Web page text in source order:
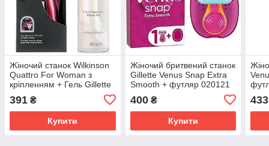
Жіночий станок Wilkinson
Quattro For Woman з
кріпленням + Гель Gillette
01618-1
391 ₴
Купити
Жіночий бритвений станок
Gillette Venus Snap Extra
Smooth + футляр 020121
400₴
Купити
200
433